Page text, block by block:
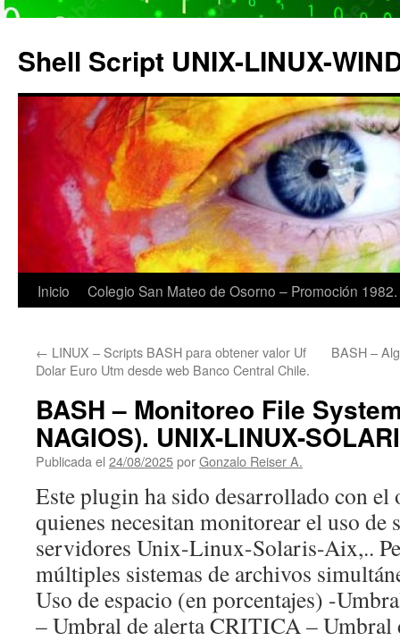
contenido
Shell Script UNIX-LINUX-
Inicio Colegio San Mateo de Osorno – Promoción 1982.
← LINUX – Scripts BASH para obtener valor Uf
Dolar Euro Utm desde web Banco Central Chile.
BASH –
BASH – Monitoreo File
NAGIOS). UNIX-LINUX-
Publicada el 24/08/2025porGonzalo Reiser A.
Este plugin ha sido desarrollado con el
quienes necesitan monitorear el uso de
servidores Unix-Linux-Solaris-Aix,..
múltiples sistemas de archivos
Uso de espacio (en porcentajes) -
– Umbral de alerta CRITICA – Umbral